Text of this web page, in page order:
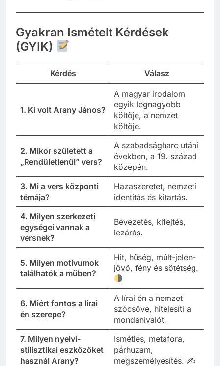
Gyakran Ismételt Kérdések
(GYIK)
Kérdés Válasz
1. Ki volt Arany János?
A magyar irodalom
egyik legnagyobb
költője, a nemzet
költője.
2. Mikor született a
„Rendületlenül” vers?
A szabadságharc utáni
években, a 19. század
közepén.
3. Mi a vers központi
témája?
Hazaszeretet, nemzeti
identitás és kitartás.
4. Milyen szerkezeti
egységei vannak a
versnek?
Bevezetés, kifejtés,
lezárás.
5. Milyen motívumok
találhatók a műben?
Hit, hűség, múlt-jelen-
jövő, fény és sötétség.
6. Miért fontos a lírai
én szerepe?
A lírai én a nemzet
szócsöve, hitelesíti a
mondanivalót.
7. Milyen nyelvi-
stilisztikai eszközöket
használ Arany?
Ismétlés, metafora,
párhuzam,
megszemélyesítés. ✍️